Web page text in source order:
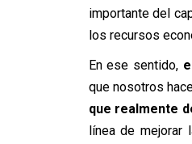
importante del
los recursos
En ese sentido,
que nosotros
que realmente
línea de mejorar